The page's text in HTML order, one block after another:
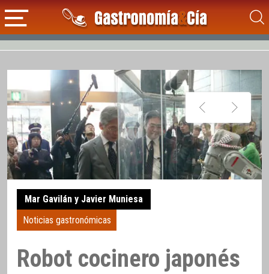
Mar Gavilán y Javier Muniesa
Noticias gastronómicas
Robot cocinero japonés